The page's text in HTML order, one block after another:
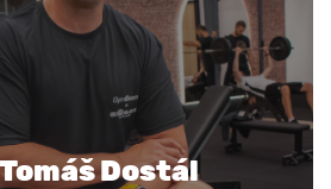
Dostál